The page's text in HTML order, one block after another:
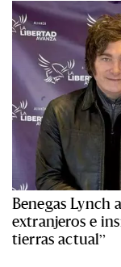
Benegas Lynch
extranjeros e
tierras actual”